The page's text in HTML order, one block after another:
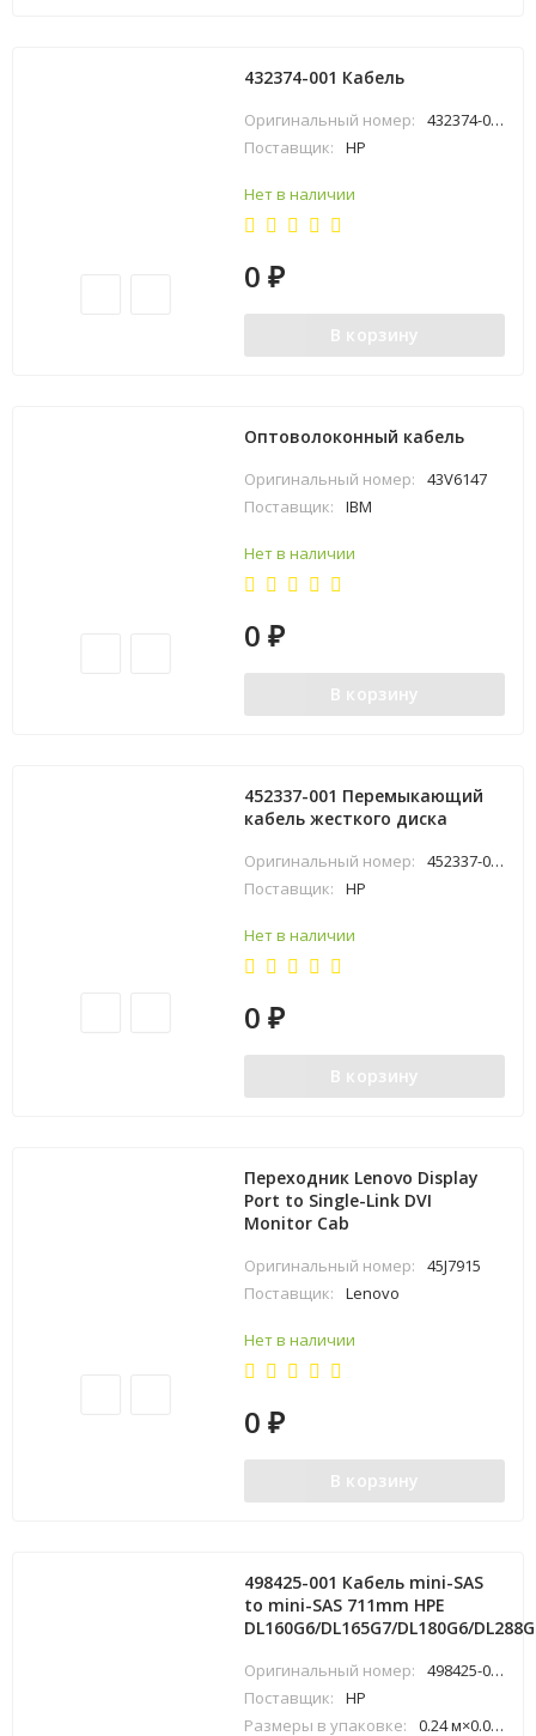
432374-001 Кабель
Оригинальный номер:
432374-001
Поставщик:
HP
Нет в наличии
0₽
В корзину
Оптоволоконный кабель
Оригинальный номер:
43V6147
Поставщик:
IBM
Нет в наличии
0₽
В корзину
452337-001 Перемыкающий
кабель жесткого диска
Оригинальный номер:
452337-001
Поставщик:
HP
Нет в наличии
0₽
В корзину
Переходник Lenovo Display
Port to Single-Link DVI
Monitor Cab
Оригинальный номер:
45J7915
Поставщик:
Lenovo
Нет в наличии
0₽
В корзину
498425-001 Кабель mini-SAS
to mini-SAS 711mm HPE
DL160G6/DL165G7/DL180G6/
Оригинальный номер:
498425-001
Поставщик:
HP
Размеры в упаковке:
0.24 м×0.05 м×0.29 м